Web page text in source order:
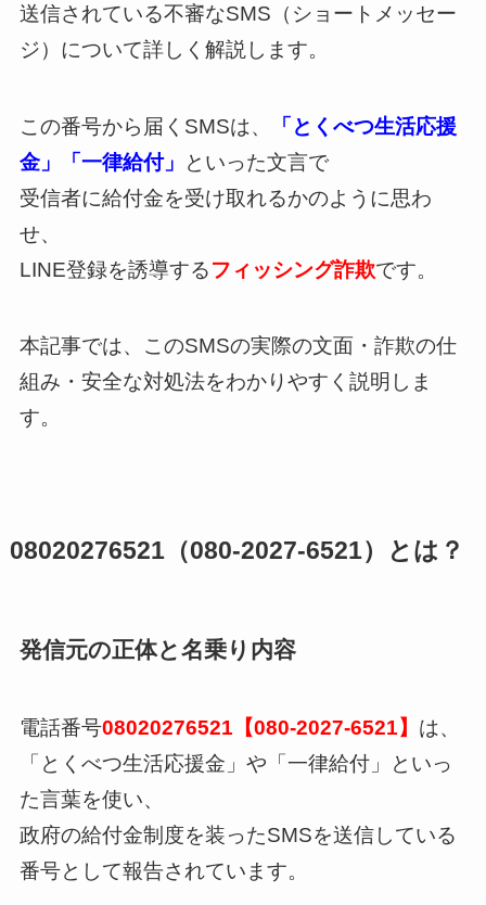
送信されている不審なSMS（ショートメッセー
ジ）について詳しく解説します。
この番号から届くSMSは、
「とくべつ生活応援
金」「一律給付」
といった文言で
受信者に給付金を受け取れるかのように思わ
せ、
LINE登録を誘導するフィッシング詐欺です。
本記事では、このSMSの実際の文面・詐欺の仕
組み・安全な対処法をわかりやすく説明しま
す。
08020276521（080-2027-6521）とは？
発信元の正体と名乗り内容
電話番号08020276521【080-2027-6521】 は、
「とくべつ生活応援金」や「一律給付」といっ
た言葉を使い、
政府の給付金制度を装ったSMSを送信している
番号として報告されています。